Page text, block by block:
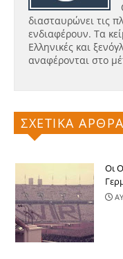
διασταυρώνει τις
ενδιαφέρουν. Τα
Ελληνικές και
αναφέρονται στο
ΣΧΕΤΙΚΑ ΑΡΘΡΑ
Οι